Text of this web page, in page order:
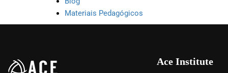
Materiais Pedagógicos
Ace Institute
QUER